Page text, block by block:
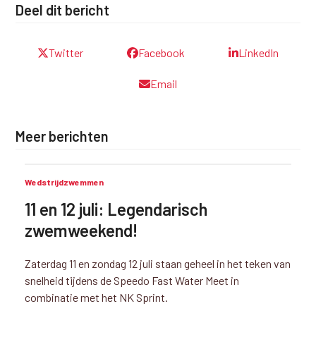
Deel dit bericht
Twitter Facebook LinkedIn
Email
Meer berichten
Wedstrijdzwemmen
11 en 12 juli: Legendarisch
zwemweekend!
Zaterdag 11 en zondag 12 juli staan geheel in het teken van
snelheid tijdens de Speedo Fast Water Meet in
combinatie met het NK Sprint.